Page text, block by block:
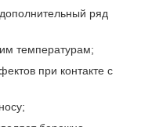
ряд
температурам;
при контакте с